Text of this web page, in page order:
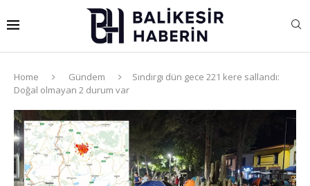
Home Gündem
Sındırgı dün gece 221 kere sallandı:
Doğal olmayan 2 durum var